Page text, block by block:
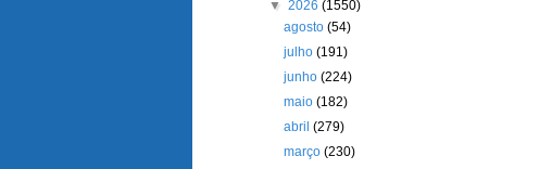
▼ 2026 (1550)
agosto(54)
julho(191)
junho(224)
maio(182)
abril(279)
março(230)